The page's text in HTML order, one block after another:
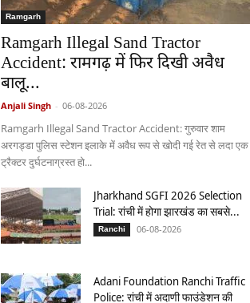
Ramgarh
Ramgarh Illegal Sand Tractor
Accident: रामगढ़ में फिर दिखी अवैध
बालू...
Anjali Singh - 06-08-2026
Ramgarh Illegal Sand Tractor Accident: गुरुवार शाम
अरगड्डा पुलिस स्टेशन इलाके में अवैध रूप से खोदी गई रेत से लदा एक
ट्रैक्टर दुर्घटनाग्रस्त हो...
Jharkhand SGFI 2026 Selection
Trial: रांची में होगा झारखंड का सबसे...
Ranchi 06-08-2026
Adani Foundation Ranchi Traffic
Police: रांची में अदाणी फाउंडेशन की